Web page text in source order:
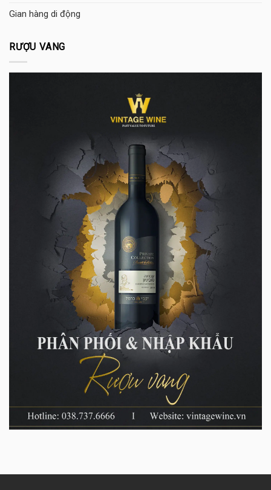
Gian hàng di động
RƯỢU VANG